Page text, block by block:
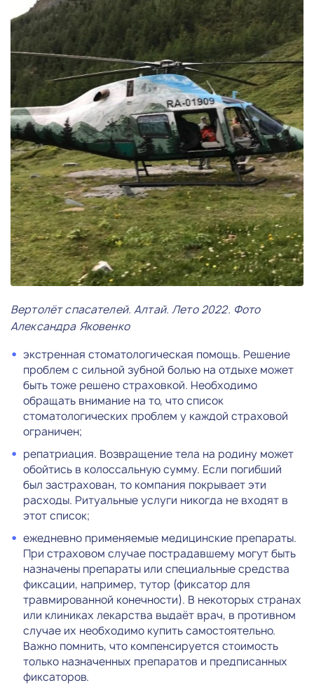
Вертолёт спасателей. Алтай. Лето 2022. Фото
Александра Яковенко
экстренная стоматологическая помощь. Решение
проблем с сильной зубной болью на отдыхе может
быть тоже решено страховкой. Необходимо
обращать внимание на то, что список
стоматологических проблем у каждой страховой
ограничен;
репатриация. Возвращение тела на родину может
обойтись в колоссальную сумму. Если погибший
был застрахован, то компания покрывает эти
расходы. Ритуальные услуги никогда не входят в
этот список;
ежедневно применяемые медицинские препараты.
При страховом случае пострадавшему могут быть
назначены препараты или специальные средства
фиксации, например, тутор (фиксатор для
травмированной конечности). В некоторых странах
или клиниках лекарства выдаёт врач, в противном
случае их необходимо купить самостоятельно.
Важно помнить, что компенсируется стоимость
только назначенных препаратов и предписанных
фиксаторов.